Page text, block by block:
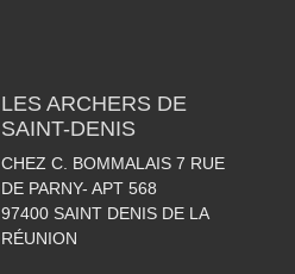
LES ARCHERS DE
SAINT-DENIS
CHEZ C. BOMMALAIS 7 RUE
DE PARNY- APT 568
97400 SAINT DENIS DE LA
RÉUNION